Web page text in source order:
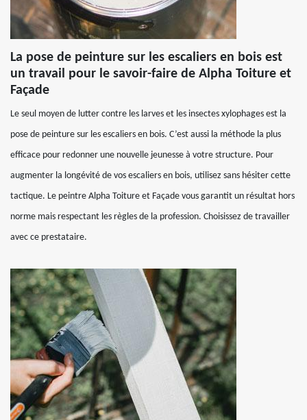
La pose de peinture sur les escaliers en bois est
un travail pour le savoir-faire de Alpha Toiture et
Façade
Le seul moyen de lutter contre les larves et les insectes xylophages est la
pose de peinture sur les escaliers en bois. C’est aussi la méthode la plus
efficace pour redonner une nouvelle jeunesse à votre structure. Pour
augmenter la longévité de vos escaliers en bois, utilisez sans hésiter cette
tactique. Le peintre Alpha Toiture et Façade vous garantit un résultat hors
norme mais respectant les règles de la profession. Choisissez de travailler
avec ce prestataire.